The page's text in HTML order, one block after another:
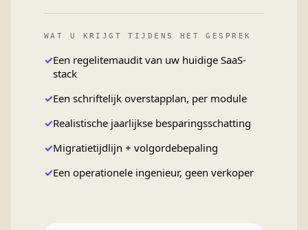
WAT U KRIJGT TIJDENS HET GESPREK
Een regelitemaudit van uw huidige SaaS-
stack
Een schriftelijk overstapplan, per module
Realistische jaarlijkse besparingsschatting
Migratietijdlijn + volgordebepaling
Een operationele ingenieur, geen verkoper